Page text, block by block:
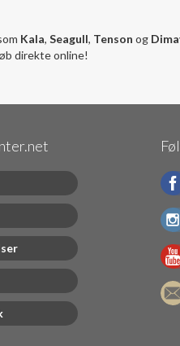
Kala, Seagull, Tenson og
direkte online!